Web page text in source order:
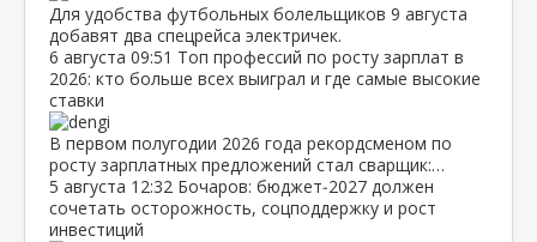
Для удобства футбольных болельщиков 9 августа
добавят два спецрейса электричек.
6 августа 09:51 Топ профессий по росту зарплат в
2026: кто больше всех выиграл и где самые высокие
ставки
В первом полугодии 2026 года рекордсменом по
росту зарплатных предложений стал сварщик:…
5 августа 12:32 Бочаров: бюджет‑2027 должен
сочетать осторожность, соцподдержку и рост
инвестиций